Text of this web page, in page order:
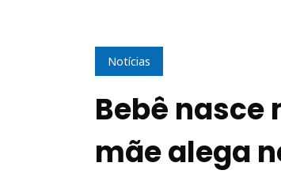
Notícias
Bebê nasce
mãe alega